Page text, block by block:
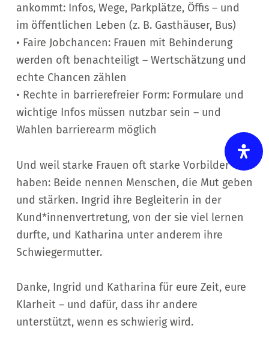
ankommt: Infos, Wege, Parkplätze, Öffis – und
im öffentlichen Leben (z. B. Gasthäuser, Bus)
• Faire Jobchancen: Frauen mit Behinderung
werden oft benachteiligt – Wertschätzung und
echte Chancen zählen
• Rechte in barrierefreier Form: Formulare und
wichtige Infos müssen nutzbar sein – und
Wahlen barrierearm möglich
Und weil starke Frauen oft starke Vorbilder
haben: Beide nennen Menschen, die Mut geben
und stärken. Ingrid ihre Begleiterin in der
Kund*innenvertretung, von der sie viel lernen
durfte, und Katharina unter anderem ihre
Schwiegermutter.
Danke, Ingrid und Katharina für eure Zeit, eure
Klarheit – und dafür, dass ihr andere
unterstützt, wenn es schwierig wird.